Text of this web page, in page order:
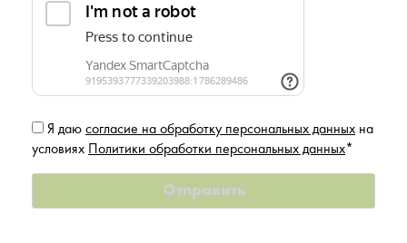
Я даю согласие на обработку персональных данных на
условиях Политики обработки персональных данных*